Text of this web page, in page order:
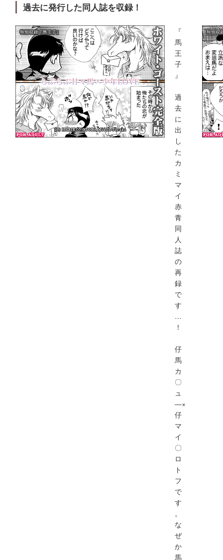
過去に発行した同人誌を収録！
『
馬
王
子
』
過
去
に
出
し
た
カ
ミ
マ
イ
赤
青
同
人
誌
の
再
録
で
す
…
！
仔
馬
カ
〇
ュ
―×
仔
マ
イ
〇
ロ
ト
フ
で
す
。
な
ぜ
か
馬